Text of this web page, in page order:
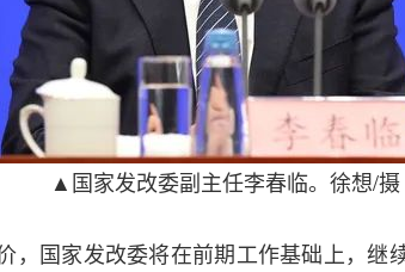
▲国家发改委副主任李春临。徐想/摄
，国家发改委将在前期工作基础上，继